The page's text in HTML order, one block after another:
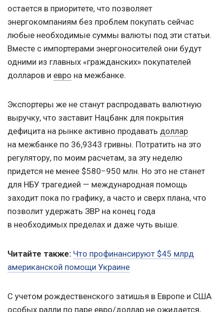
остается в приоритете, что позволяет
энергокомпаниям без проблем покупать сейчас
любые необходимые суммы валюты под эти статьи.
Вместе с импортерами энергоносителей они будут
одними из главных «гражданских» покупателей
долларов и евро на межбанке.
Экспортеры же не станут распродавать валютную
выручку, что заставит Нацбанк для покрытия
дефицита на рынке активно продавать доллар
на межбанке по 36,9343 гривны. Потратить на это
регулятору, по моим расчетам, за эту неделю
придется не менее $580−950 млн. Но это не станет
для НБУ трагедией — международная помощь
заходит пока по графику, а часто и сверх плана, что
позволит удержать ЗВР на конец года
в необходимых пределах и даже чуть выше.
Читайте также: Что профинансируют $45 млрд
американской помощи Украине
С учетом рождественского затишья в Европе и США
особых ралли по паре евро/доллар не ожидается,